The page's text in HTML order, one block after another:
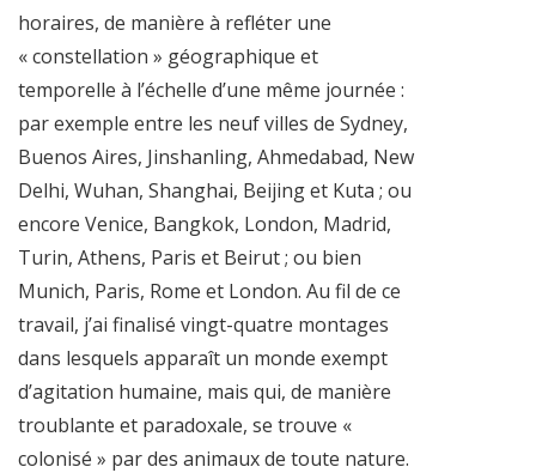
horaires, de manière à refléter une
« constellation » géographique et
temporelle à l’échelle d’une même journée :
par exemple entre les neuf villes de Sydney,
Buenos Aires, Jinshanling, Ahmedabad, New
Delhi, Wuhan, Shanghai, Beijing et Kuta ; ou
encore Venice, Bangkok, London, Madrid,
Turin, Athens, Paris et Beirut ; ou bien
Munich, Paris, Rome et London. Au fil de ce
travail, j’ai finalisé vingt-quatre montages
dans lesquels apparaît un monde exempt
d’agitation humaine, mais qui, de manière
troublante et paradoxale, se trouve «
colonisé » par des animaux de toute nature.